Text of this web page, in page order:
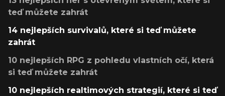
teď můžete zahrát
14 nejlepších survivalů, které si teď můžete
zahrát
10 nejlepších RPG z pohledu vlastních očí, která
si teď můžete zahrát
10 nejlepších realtimových strategií, které si teď